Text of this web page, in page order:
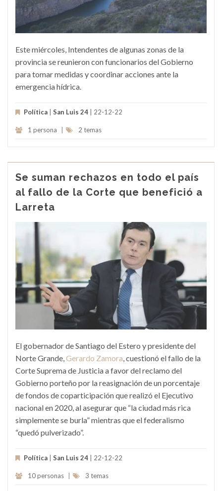
Este miércoles, Intendentes de algunas zonas de la
provincia se reunieron con funcionarios del Gobierno
para tomar medidas y coordinar acciones ante la
emergencia hídrica.
Política San Luis 24 | 22-12-22
1 persona 2 temas
Se suman rechazos en todo el país
al fallo de la Corte que benefició a
Larreta
El gobernador de Santiago del Estero y presidente del
Norte Grande,Gerardo Zamora, cuestionó el fallo de la
Corte Suprema de Justicia a favor del reclamo del
Gobierno porteño por la reasignación de un porcentaje
de fondos de coparticipación que realizó el Ejecutivo
nacional en 2020, al asegurar que “la ciudad más rica
simplemente se burla” mientras que el federalismo
“quedó pulverizado”.
Política San Luis 24 | 22-12-22
10 personas 3 temas